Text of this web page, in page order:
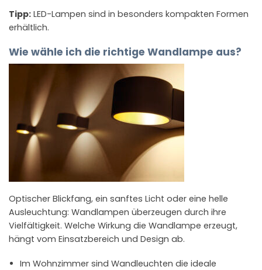
Tipp: LED-Lampen sind in besonders kompakten Formen
erhältlich.
Wie wähle ich die richtige Wandlampe aus?
Optischer Blickfang, ein sanftes Licht oder eine helle
Ausleuchtung: Wandlampen überzeugen durch ihre
Vielfältigkeit. Welche Wirkung die Wandlampe erzeugt,
hängt vom Einsatzbereich und Design ab.
Im Wohnzimmer sind Wandleuchten die ideale